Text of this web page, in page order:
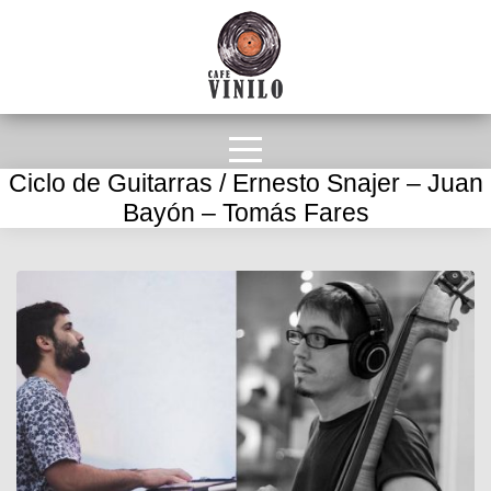
Ciclo de Guitarras / Ernesto Snajer – Juan
Bayón – Tomás Fares